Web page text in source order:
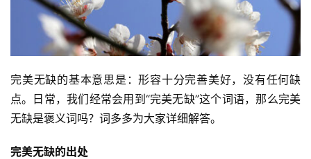
完美无缺的基本意思是：形容十分完善美好，没有任何缺
点。日常，我们经常会用到“完美无缺”这个词语，那么完美
无缺是褒义词吗？词多多为大家详细解答。
完美无缺的出处